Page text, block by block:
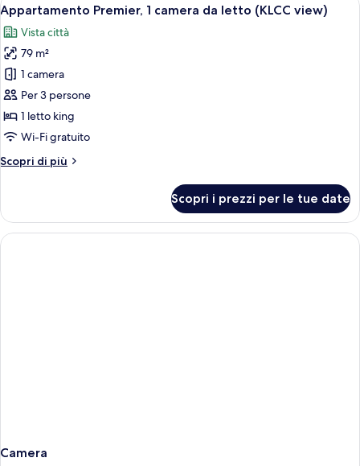
camera
da
letto
(KLCC
view)
tutte
le
foto
per
Appartamento
Premier,
1
camera
da
view)
8
Appartamento Premier, 1 camera da letto (KLCC view)
Vista città
79 m²
1 camera
Per 3 persone
1 letto king
Wi-Fi gratuito
Scopri di più
Altri
Premier,
camera
Scopri i prezzi per le tue date
Camera